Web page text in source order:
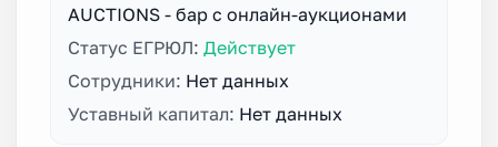
AUCTIONS - бар с онлайн-аукционами
Статус ЕГРЮЛ: Действует
Сотрудники: Нет данных
Уставный капитал: Нет данных